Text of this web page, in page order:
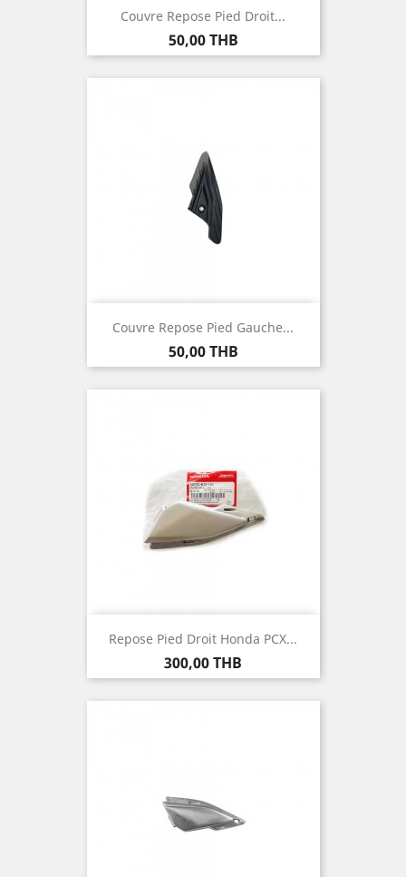
Couvre Repose Pied Droit...
Prix
50,00 THB
Couvre Repose Pied Gauche...
Prix
50,00 THB
Repose Pied Droit Honda PCX...
Prix
300,00 THB